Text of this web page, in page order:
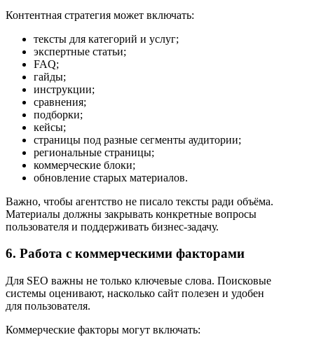
Контентная стратегия может включать:
тексты для категорий и услуг;
экспертные статьи;
FAQ;
гайды;
инструкции;
сравнения;
подборки;
кейсы;
страницы под разные сегменты аудитории;
региональные страницы;
коммерческие блоки;
обновление старых материалов.
Важно, чтобы агентство не писало тексты ради объёма.
Материалы должны закрывать конкретные вопросы
пользователя и поддерживать бизнес-задачу.
6. Работа с коммерческими факторами
Для SEO важны не только ключевые слова. Поисковые
системы оценивают, насколько сайт полезен и удобен
для пользователя.
Коммерческие факторы могут включать: